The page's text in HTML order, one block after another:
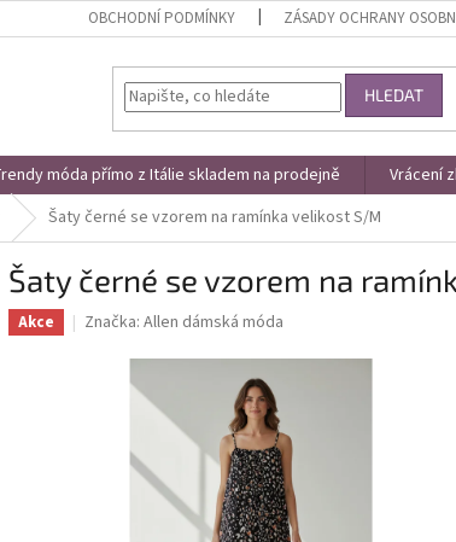
OBCHODNÍ PODMÍNKY ZÁSADY OCHRANY
HLEDAT
móda přímo z Itálie skladem na prodejně Vrácení
Šaty černé se vzorem na ramínka velikost S/M
Šaty černé se vzorem na
Akce Značka: Allen dámská móda